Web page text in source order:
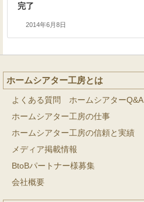
完了
2014年6月8日
ホームシアター工房とは
よくある質問 ホームシアターQ&A
ホームシアター工房の仕事
ホームシアター工房の信頼と実績
メディア掲載情報
BtoBパートナー様募集
会社概要